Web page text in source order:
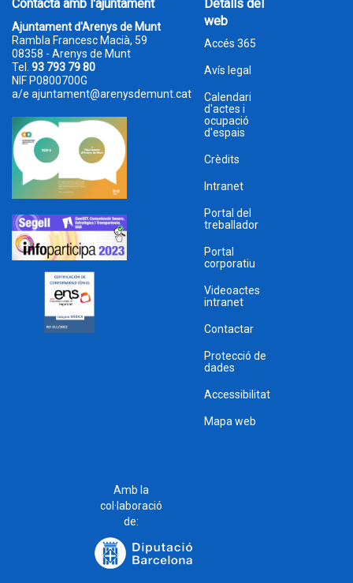
Contacta amb l'ajuntament
Ajuntament d'Arenys de Munt
Rambla Francesc Macià, 59
08358 - Arenys de Munt
Tel. 93 793 79 80
NIF P0800700G
a/e ajuntament@arenysdemunt.cat
Detalls del
web
Accés 365
Avís legal
Calendari
d'actes i
ocupació
d'espais
Crèdits
Intranet
Portal del
treballador
Portal
corporatiu
Videoactes
intranet
Contactar
Protecció de
dades
Accessibilitat
Mapa web
Amb la
col·laboració
de: